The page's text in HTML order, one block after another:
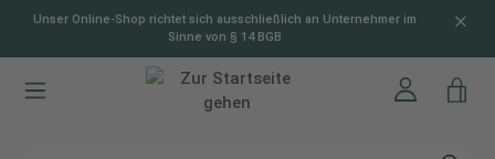
springen
Unser Online-Shop richtet sich ausschließlich an Unternehmer im
Sinne von § 14 BGB